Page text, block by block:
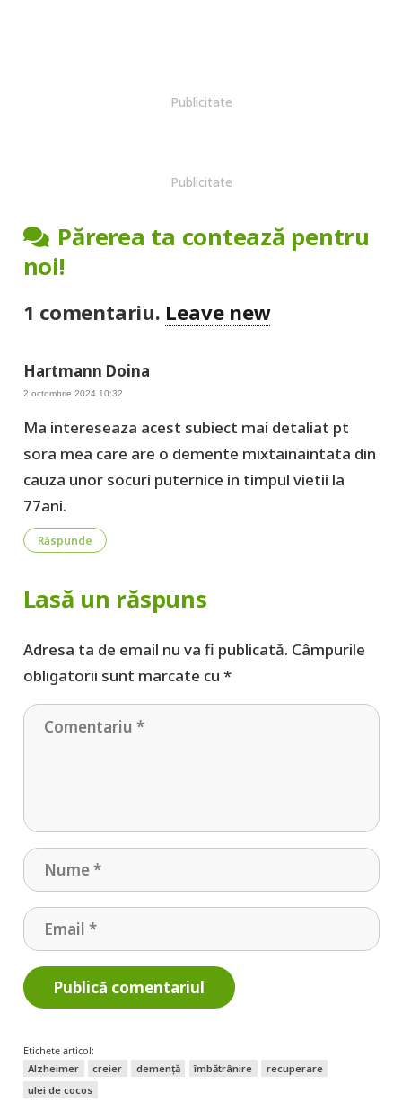
Publicitate
Publicitate
Părerea ta contează pentru
noi!
1 comentariu. Leave new
Hartmann Doina
2 octombrie 2024 10:32
Ma intereseaza acest subiect mai detaliat pt
sora mea care are o demente mixtainaintata din
cauza unor socuri puternice in timpul vietii la
77ani.
Răspunde
Lasă un răspuns
Adresa ta de email nu va fi publicată. Câmpurile
obligatorii sunt marcate cu *
Publică comentariul
Etichete articol:
Alzheimer
creier demență îmbătrânire
recuperare
ulei de cocos